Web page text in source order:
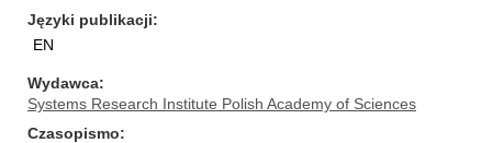
Języki publikacji
EN
Wydawca
Systems Research Institute Polish Academy of Sciences
Czasopismo